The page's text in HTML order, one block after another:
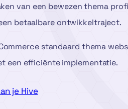
van een bewezen thema
betaalbare ontwikkeltraject.
standaard thema
een efficiënte implementatie.
je Hive